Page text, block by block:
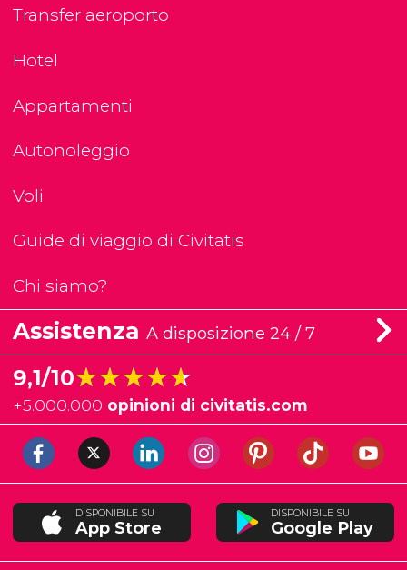
Transfer aeroporto
Hotel
Appartamenti
Autonoleggio
Voli
Guide di viaggio di Civitatis
Chi siamo?
Assistenza A disposizione 24 / 7
9,1/10★★★★★
★★★★★
+5.000.000 opinioni di civitatis.com
DISPONIBILE SU
App Store
DISPONIBILE SU
Google Play